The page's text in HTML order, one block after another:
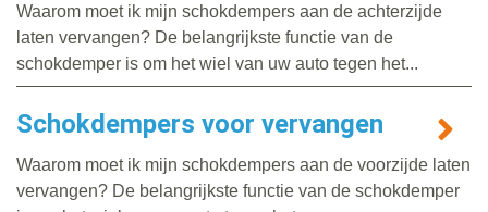
Waarom moet ik mijn schokdempers aan de achterzijde
laten vervangen? De belangrijkste functie van de
schokdemper is om het wiel van uw auto tegen het...
Schokdempers voor vervangen
Waarom moet ik mijn schokdempers aan de voorzijde laten
vervangen? De belangrijkste functie van de schokdemper